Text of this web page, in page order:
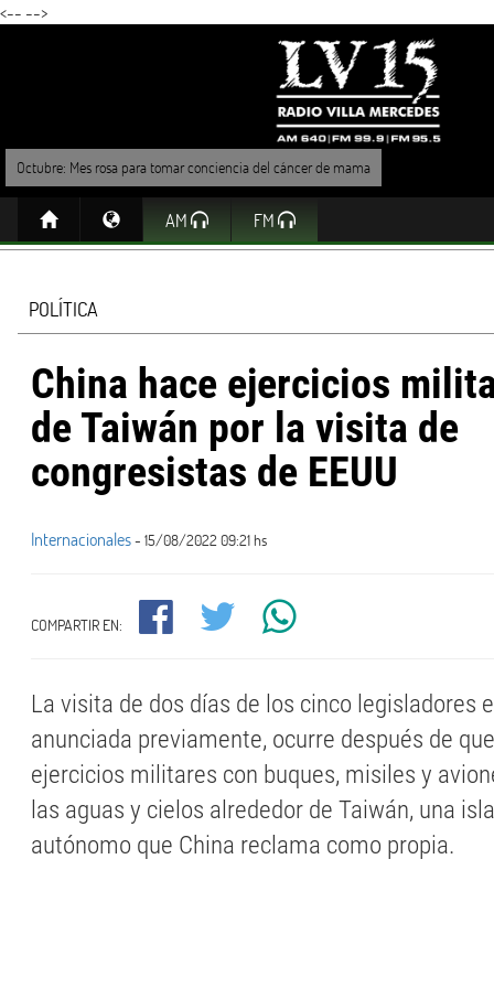
<-- -->
Octubre: Mes rosa para tomar conciencia del cáncer de mama
AM FM
POLÍTICA
China hace ejercicios
de Taiwán por la visita de
congresistas de EEUU
Internacionales- 15/08/2022 09:21 hs
COMPARTIR EN:
La visita de dos días de los cinco legisladores
anunciada previamente, ocurre después de
ejercicios militares con buques, misiles y
las aguas y cielos alrededor de Taiwán, una
autónomo que China reclama como propia.